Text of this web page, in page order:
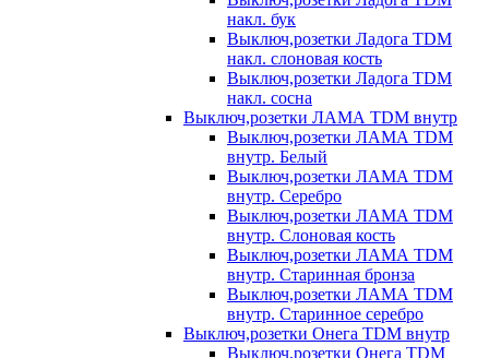
накл. бук
Выключ,розетки Ладога TDM
накл. слоновая кость
Выключ,розетки Ладога TDM
накл. сосна
Выключ,розетки ЛАМА TDM внутр
Выключ,розетки ЛАМА TDM
внутр. Белый
Выключ,розетки ЛАМА TDM
внутр. Серебро
Выключ,розетки ЛАМА TDM
внутр. Слоновая кость
Выключ,розетки ЛАМА TDM
внутр. Старинная бронза
Выключ,розетки ЛАМА TDM
внутр. Старинное серебро
Выключ,розетки Онега TDM внутр
Выключ,розетки Онега TDM